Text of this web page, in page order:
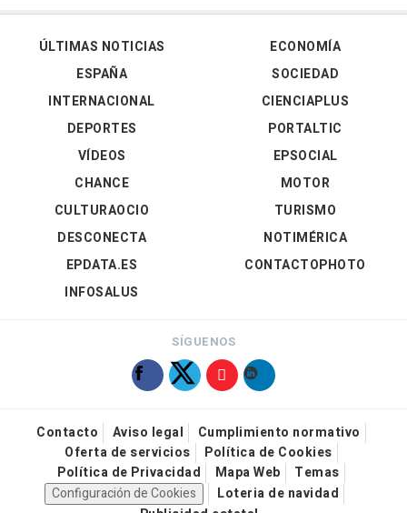
ÚLTIMAS NOTICIAS
ESPAÑA
INTERNACIONAL
DEPORTES
VÍDEOS
ECONOMÍA
SOCIEDAD
CIENCIAPLUS
PORTALTIC
EPSOCIAL
CHANCE
CULTURAOCIO
DESCONECTA
EPDATA.ES
INFOSALUS
MOTOR
TURISMO
NOTIMÉRICA
CONTACTOPHOTO
SÍGUENOS
Contacto Aviso legal
Cumplimiento normativo
Oferta de servicios
Política de Cookies
Política de Privacidad
Mapa Web
Temas
Configuración de Cookies
Loteria de navidad